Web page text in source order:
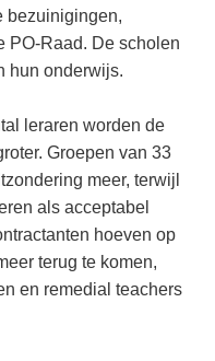
- van
tot
online
docenten en
het zonnestelsel
esteem
zelf!
rekenen oefenen
bezuinigingen,
PO-Raad. De scholen
hun onderwijs.
leraren worden de
Groepen van 33
meer, terwijl
als acceptabel
hoeven op
terug te komen,
en remedial teachers